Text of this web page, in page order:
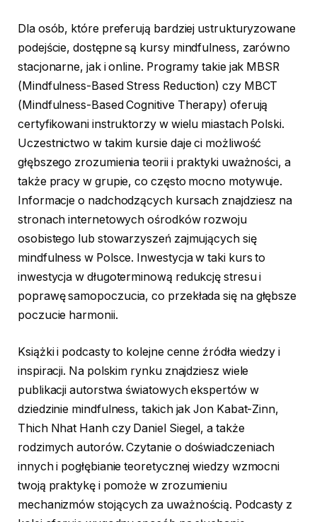
Dla osób, które preferują bardziej ustrukturyzowane
podejście, dostępne są kursy mindfulness, zarówno
stacjonarne, jak i online. Programy takie jak MBSR
(Mindfulness-Based Stress Reduction) czy MBCT
(Mindfulness-Based Cognitive Therapy) oferują
certyfikowani instruktorzy w wielu miastach Polski.
Uczestnictwo w takim kursie daje ci możliwość
głębszego zrozumienia teorii i praktyki uważności, a
także pracy w grupie, co często mocno motywuje.
Informacje o nadchodzących kursach znajdziesz na
stronach internetowych ośrodków rozwoju
osobistego lub stowarzyszeń zajmujących się
mindfulness w Polsce. Inwestycja w taki kurs to
inwestycja w długoterminową redukcję stresu i
poprawę samopoczucia, co przekłada się na głębsze
poczucie harmonii.
Książki i podcasty to kolejne cenne źródła wiedzy i
inspiracji. Na polskim rynku znajdziesz wiele
publikacji autorstwa światowych ekspertów w
dziedzinie mindfulness, takich jak Jon Kabat-Zinn,
Thich Nhat Hanh czy Daniel Siegel, a także
rodzimych autorów. Czytanie o doświadczeniach
innych i pogłębianie teoretycznej wiedzy wzmocni
twoją praktykę i pomoże w zrozumieniu
mechanizmów stojących za uważnością. Podcasty z